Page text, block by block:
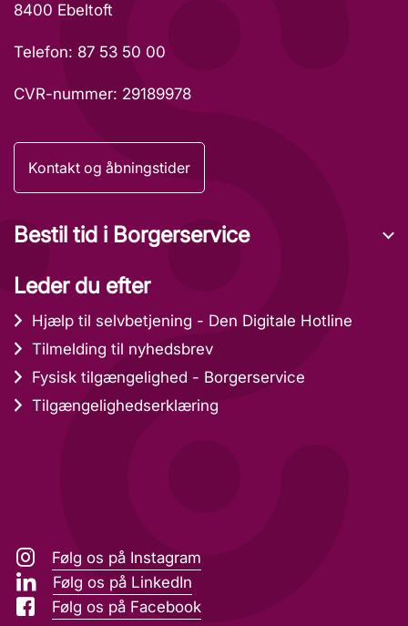
8400 Ebeltoft
Telefon: 87 53 50 00
CVR-nummer: 29189978
Kontakt og åbningstider
Bestil tid i Borgerservice
Leder du efter
Hjælp til selvbetjening - Den Digitale Hotline
Tilmelding til nyhedsbrev
Fysisk tilgængelighed - Borgerservice
Tilgængelighedserklæring
Følg os på Instagram
Følg os på LinkedIn
Følg os på Facebook